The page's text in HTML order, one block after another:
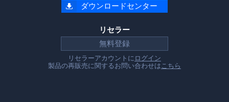
 ダウンロードセンター
リセラー
無料登録
リセラーアカウントに ログイン
製品の再販売に関するお問い合わせは こちら